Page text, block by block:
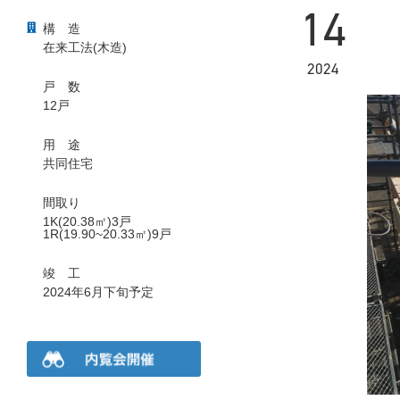
構 造
在来工法(木造)
戸 数
12戸
用 途
共同住宅
間取り
1K(20.38㎡)3戸
1R(19.90~20.33㎡)9戸
竣 工
2024年6月下旬予定
14
2024